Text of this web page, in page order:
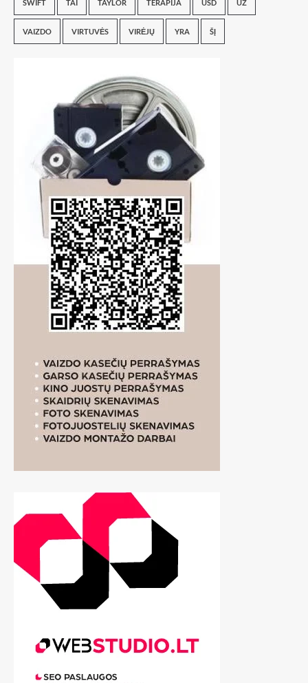
SWIFT TAI TAYLOR TERAPIJA USD UŽ
VAIZDO VIRTUVĖS VIRĖJŲ YRA ŠĮ